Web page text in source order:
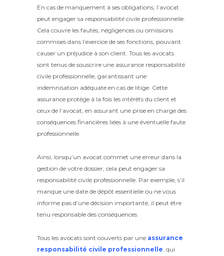
En cas de manquement à ses obligations, l’avocat
peut engager sa responsabilité civile professionnelle.
Cela couvre les fautes, négligences ou omissions
commises dans l’exercice de ses fonctions, pouvant
causer un préjudice à son client. Tous les avocats
sont tenus de souscrire une assurance responsabilité
civile professionnelle, garantissant une
indemnisation adéquate en cas de litige. Cette
assurance protège à la fois les intérêts du client et
ceux de l’avocat, en assurant une prise en charge des
conséquences financières liées à une éventuelle faute
professionnelle.
Ainsi, lorsqu’un avocat commet une erreur dans la
gestion de votre dossier, cela peut engager sa
responsabilité civile professionnelle. Par exemple, s’il
manque une date de dépôt essentielle ou ne vous
informe pas d’une décision importante, il peut être
tenu responsable des conséquences.
Tous les avocats sont couverts par une assurance
responsabilité civile professionnelle , qui